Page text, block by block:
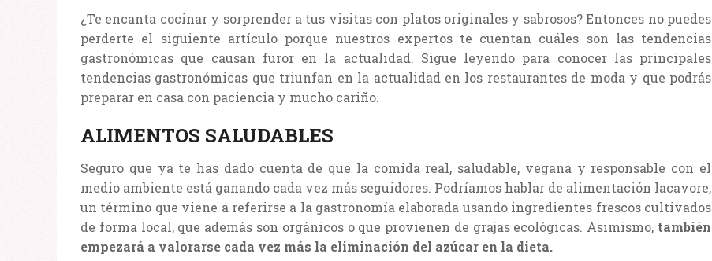
¿Te encanta cocinar y sorprender a tus visitas con platos originales y sabrosos? Entonces no puedes
perderte el siguiente artículo porque nuestros expertos te cuentan cuáles son las tendencias
gastronómicas que causan furor en la actualidad. Sigue leyendo para conocer las principales
tendencias gastronómicas que triunfan en la actualidad en los restaurantes de moda y que podrás
preparar en casa con paciencia y mucho cariño.
ALIMENTOS SALUDABLES
Seguro que ya te has dado cuenta de que la comida real, saludable, vegana y responsable con el
medio ambiente está ganando cada vez más seguidores. Podríamos hablar de alimentación lacavore,
un término que viene a referirse a la gastronomía elaborada usando ingredientes frescos cultivados
de forma local, que además son orgánicos o que provienen de grajas ecológicas. Asimismo, también
empezará a valorarse cada vez más la eliminación del azúcar en la dieta.